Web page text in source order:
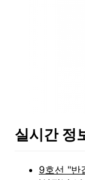
실시간 정